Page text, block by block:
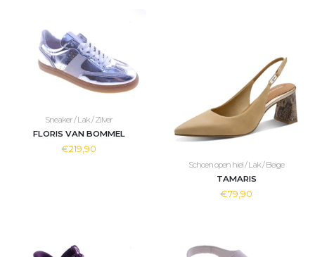
Sneaker / Lak / Zilver
FLORIS VAN BOMMEL
€219,90
Schoen open hiel / Lak / Beige
TAMARIS
€79,90